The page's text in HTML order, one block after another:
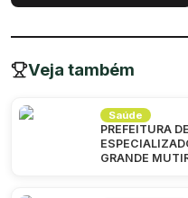
Veja também
Saúde
PREFEITURA
GRANDE